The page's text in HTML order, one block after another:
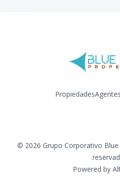
PropiedadesAgentes
© 2026 Grupo Corporativo Blue
Powered by